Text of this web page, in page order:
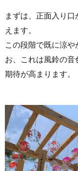
まずは、正面入り
えます。
この段階で既に涼や
お、これは風鈴の音
期待が高まります。